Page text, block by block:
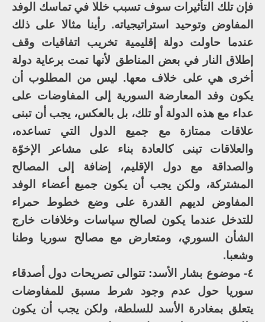
فإن تلك التأثيرات سوف تسبب خللا في تماسك الوفد
المفاوض وتوحيد استراتيجياته. رأينا مثالا على ذلك
عندما حاولت دولة إقليمية تخريب اتفاقيات وقف
إطلاق النار في بعض المناطق لأنها تمت برعاية دولة
أخرى هي على خلاف معها. ليس من المطلوب أن
يكون وفد المعارضة السورية إلى المفاوضات على
عداء مع هذه الدولة أو تلك، بل بالعكس، يجب أن تبنى
علاقات ممتازة مع جميع الدول التي تساعده،
والعلاقات تبنى كالعادة بناء على مشاعر الإخوّة
والصداقة مع دول الإقليم، إضافة إلى المصالح
المشتركة، ولكن يجب أن يكون جميع أعضاء الوفد
المفاوض لديهم القدرة على وضع خطوط حمراء
للتدخل عندما يكون لصالح سياسات وخلافات خارج
الشأن السوري، ومتعارض مع مصالح سوريا وطنا
وشعبا.
٤- موضوع بشار الأسد: تتوالى تصريحات دول أصدقاء
سوريا حول عدم وجود شرط مسبق للمفاوضات
يتعلق بمغادرة الأسد للسلطة، ولكن يجب أن يكون